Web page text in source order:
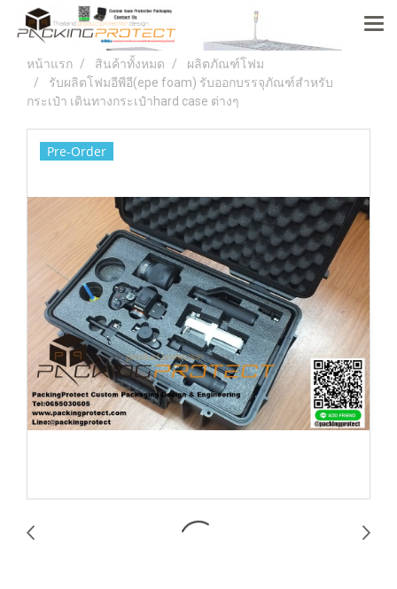
หน้าแรก สินค้าทั้งหมด
ผลิตภัณฑ์โฟม
รับผลิตโฟมอีพีอี(epe foam) รับออกบรรจุภัณฑ์สำหรับ
กระเป๋า เดินทางกระเป๋าhard case ต่างๆ
Pre-Order